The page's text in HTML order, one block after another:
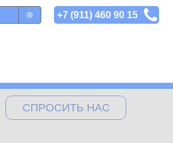
+7 (911) 460 90 15
СПРОСИТЬ НАС